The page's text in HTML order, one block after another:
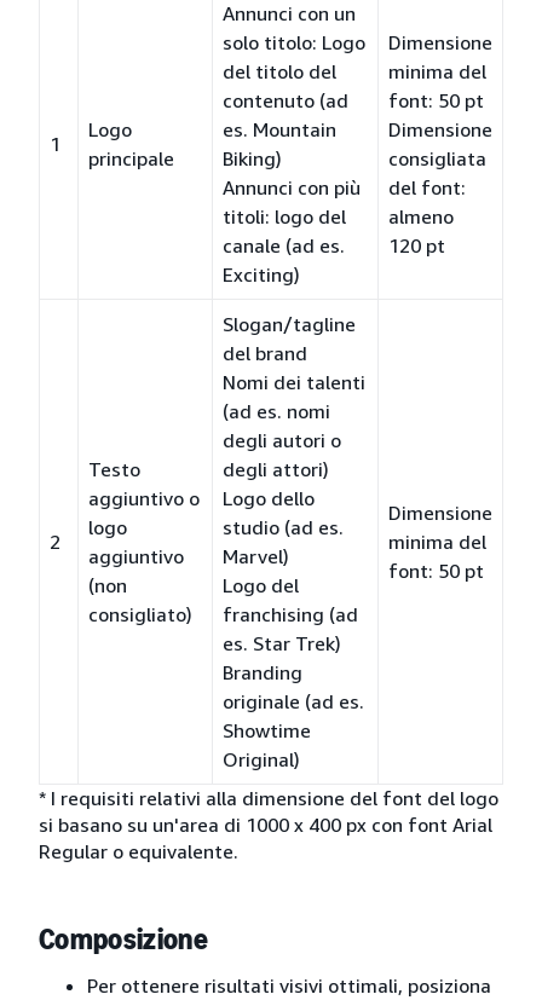
1
Logo
principale
Annunci con un
solo titolo: Logo
del titolo del
contenuto (ad
es. Mountain
Biking)
Annunci con più
titoli: logo del
canale (ad es.
Exciting)
Dimensione
minima del
font: 50 pt
Dimensione
consigliata
del font:
almeno
120 pt
2
Testo
aggiuntivo o
logo
aggiuntivo
(non
consigliato)
Slogan/tagline
del brand
Nomi dei talenti
(ad es. nomi
degli autori o
degli attori)
Logo dello
studio (ad es.
Marvel)
Logo del
franchising (ad
es. Star Trek)
Branding
originale (ad es.
Showtime
Original)
Dimensione
minima del
font: 50 pt
* I requisiti relativi alla dimensione del font del logo
si basano su un'area di 1000 x 400 px con font Arial
Regular o equivalente.
Composizione
Per ottenere risultati visivi ottimali, posiziona